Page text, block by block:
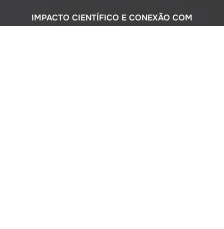
IMPACTO CIENTÍFICO E CONEXÃO COM
A SOCIEDADE